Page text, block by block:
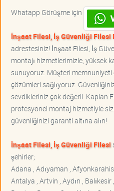
Whatapp Görüşme için
İnşaat Filesi, İş Güvenliği Filesi
adrestesiniz! İnşaat Filesi, İş
montajı hizmetlerimizle, yüksek
sunuyoruz. Müşteri memnuniyeti
çözümleri sağlıyoruz.
sevdikleriniz çok değerli. Kaplan
profesyonel montaj hizmetiyle
güvenliğinizi garanti altına alın!
İnşaat Filesi, İş Güvenliği Filesi
şehirler;
Adana , Adıyaman ,
Antalya , Artvin , Aydın ,